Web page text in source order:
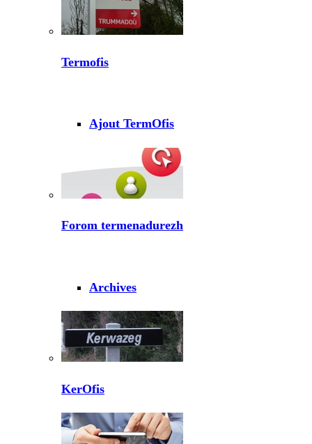
Termofis
Ajout TermOfis
Forom termenadurezh
Archives
KerOfis